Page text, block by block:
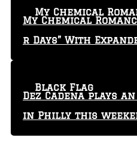
My Chemical
r Days” With
My Chemical
Dez Cadena plays
in Philly this
29 tickets left!
Black Flag